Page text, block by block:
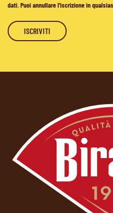
dati. Puoi annullare l'iscrizione in